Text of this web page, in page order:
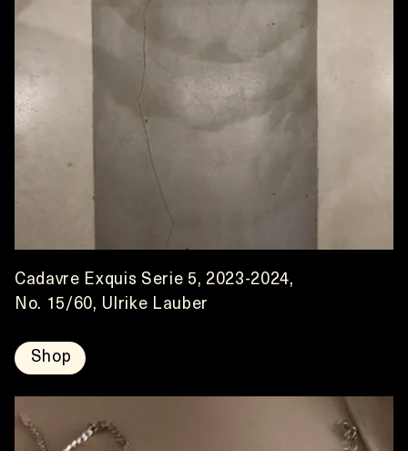
Cadavre Exquis Serie 5, 2023-2024,
No. 15/60, Ulrike Lauber
Shop